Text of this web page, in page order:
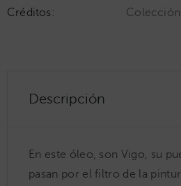
Créditos: Colección
Descripción
En este óleo, son Vigo, su
pasan por el filtro de la